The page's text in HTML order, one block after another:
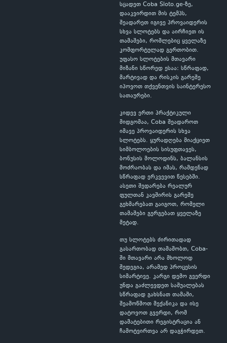
სცადეთ Coba Sloto.ge-ზე,
დააკვირდით მის ტემპს,
შეადარეთ იგივე პროვაიდერის
სხვა სლოტებს და აირჩიეთ ის
თამაშები, რომლებიც ყველაზე
კომფორტულად გერთობით.
უფასო სლოტების მთავარი
მიზანი სწორედ ესაა: სწრაფად,
მარტივად და რისკის გარეშე
იპოვოთ თქვენთვის საინტერესო
სათაურები.
კიდევ ერთი პრაქტიკული
მიდგომაა, Coba შეადაროთ
იმავე პროვაიდერის სხვა
სლოტებს. ყურადღება მიაქციეთ
სიმბოლოების სისუფთავეს,
ბონუსის მოლოდინს, ბალანსის
მოძრაობას და იმას, რამდენად
სწრაფად ერკვევით წესებში.
ასეთი შედარება რეალურ
ფულთან კავშირის გარეშე
გეხმარებათ გაიგოთ, რომელი
თამაშები გერგებათ ყველაზე
მეტად.
თუ სლოტებს ძირითადად
გასართობად თამაშობთ, Coba-
ში მთავარი არა მხოლოდ
შედეგია, არამედ პროცესის
სიმარტივე. კარგი დემო გვერდი
უნდა გაძლევდეთ საშუალებას
სწრაფად გახსნათ თამაში,
შეამოწმოთ მექანიკა და ისე
დატოვოთ გვერდი, რომ
დამატებითი რეგისტრაცია ან
ჩამოტვირთვა არ დაგჭირდეთ.